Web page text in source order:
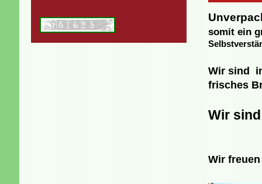
somit ein
Wir sind
frisches
Wir
Wir